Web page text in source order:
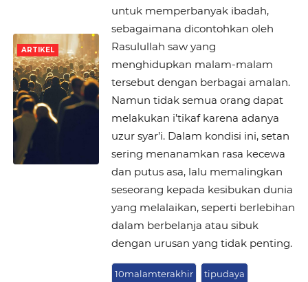
ARTIKEL
untuk memperbanyak ibadah,
sebagaimana dicontohkan oleh
Rasulullah saw yang
menghidupkan malam-malam
tersebut dengan berbagai amalan.
Namun tidak semua orang dapat
melakukan i’tikaf karena adanya
uzur syar’i. Dalam kondisi ini, setan
sering menanamkan rasa kecewa
dan putus asa, lalu memalingkan
seseorang kepada kesibukan dunia
yang melalaikan, seperti berlebihan
dalam berbelanja atau sibuk
dengan urusan yang tidak penting.
10malamterakhir tipudaya